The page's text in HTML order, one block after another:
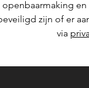
zijn of er
via